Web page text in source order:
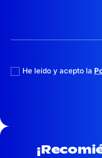
He leído y acepto la